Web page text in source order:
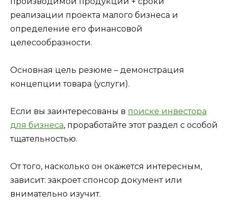
реализации проекта малого бизнеса и
определение его финансовой
целесообразности.
Основная цель резюме – демонстрация
концепции товара (услуги).
Если вы заинтересованы в поиске инвестора
для бизнеса, проработайте этот раздел с особой
тщательностью.
От того, насколько он окажется интересным,
зависит: закроет спонсор документ или
внимательно изучит.